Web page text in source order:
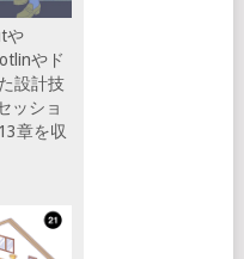
や
やド
設計技
ッショ
章を収